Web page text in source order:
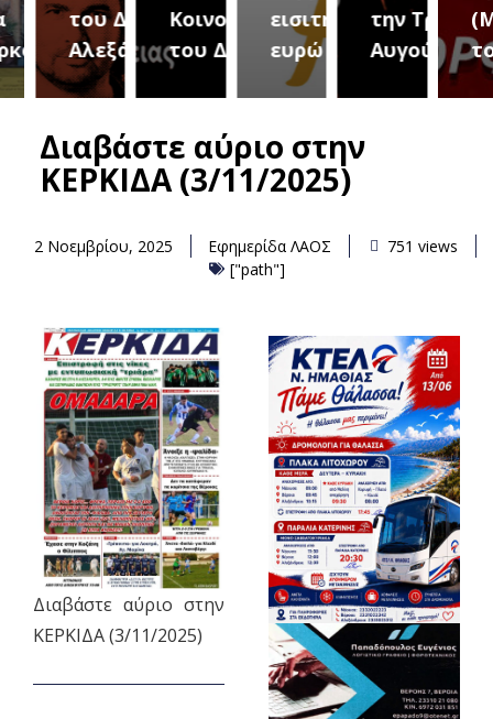
του Δήμου
Αλεξάνδρειας
Κοινοτήτων
του Δήμου
εισιτήριο 2
ευρώ
την Τρίτη 18
Αυγούστουτου
Διαβάστε αύριο στην
ΚΕΡΚΙΔΑ (3/11/2025)
2 Νοεμβρίου, 2025 Εφημερίδα ΛΑΟΣ
751 views
["path"]
Διαβάστε αύριο στην
ΚΕΡΚΙΔΑ (3/11/2025)